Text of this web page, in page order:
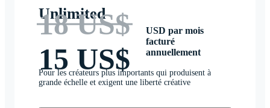
Unlimited
18 US$
15 US$
USD par mois
facturé
annuellement
Pour les créateurs plus importants qui produisent à
grande échelle et exigent une liberté créative